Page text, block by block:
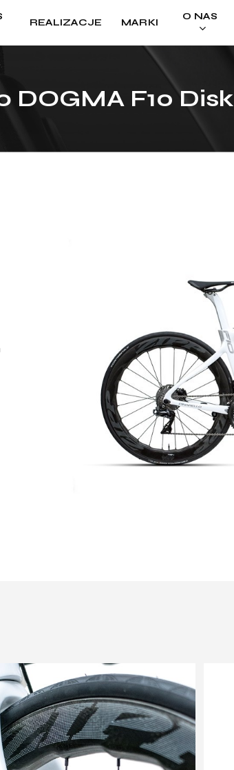
REALIZACJE MARKI
O NAS
DOGMA F10 Disk